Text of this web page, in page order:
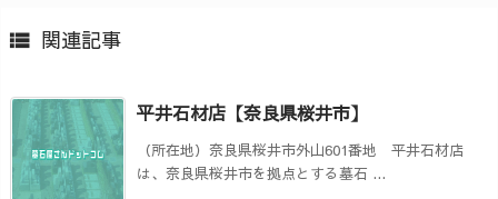
 関連記事
平井石材店【奈良県桜井市】
（所在地）奈良県桜井市外山601番地 平井石材店
は、奈良県桜井市を拠点とする墓石 ...